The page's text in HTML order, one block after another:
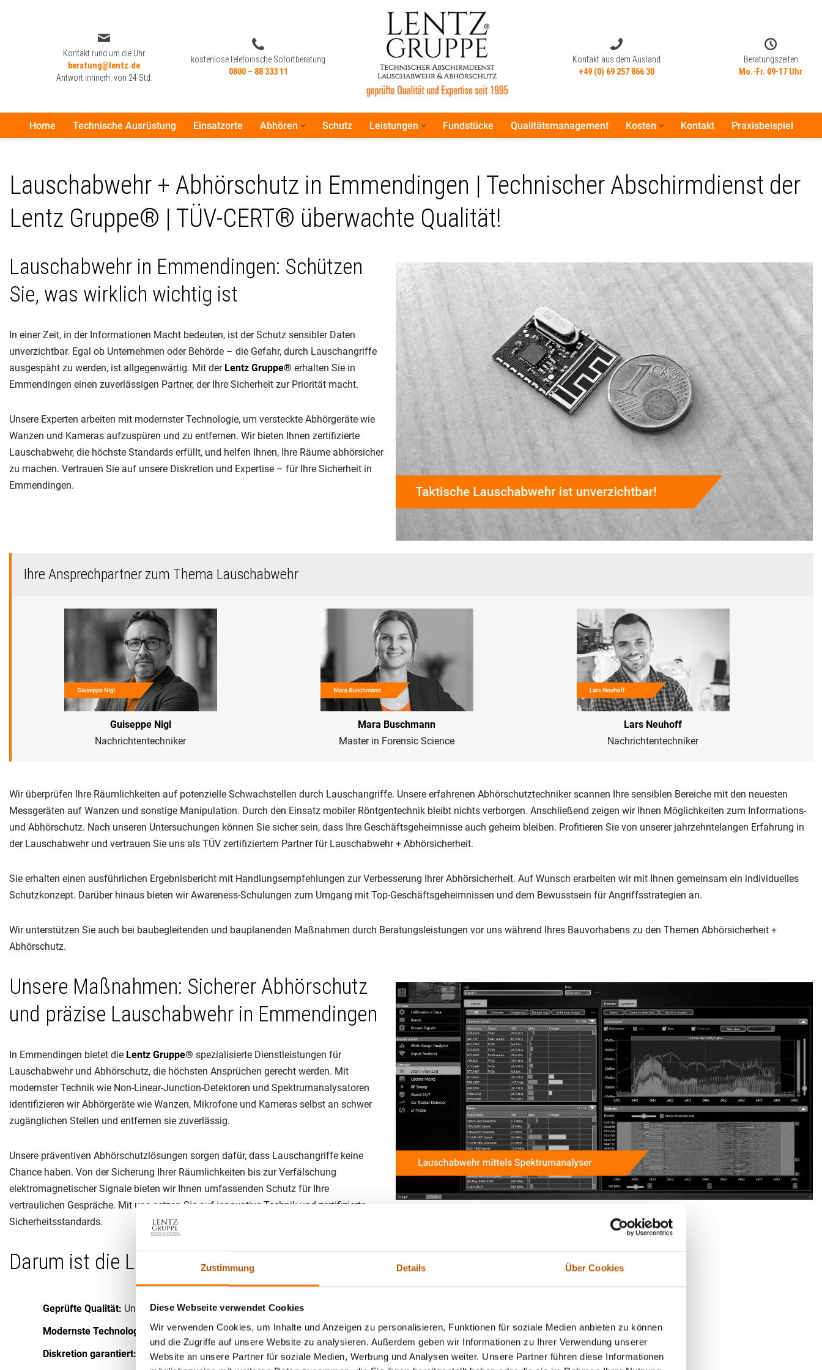
Zustimmung Details Über Cookies
Diese Webseite verwendet Cookies
Wir verwenden Cookies, um Inhalte und Anzeigen zu personalisieren, Funktionen für soziale Medien anbieten zu können
und die Zugriffe auf unsere Website zu analysieren. Außerdem geben wir Informationen zu Ihrer Verwendung unserer
Website an unsere Partner für soziale Medien, Werbung und Analysen weiter. Unsere Partner führen diese Informationen
Kontakt rund um die Uhr
beratung@lentz.de
Antwort innnerh. von 24 Std.
kostenlose telefonische Sofortberatung
0800 – 88 333 11
Beratungszeiten
Mo.-Fr. 09-17 Uhr
Kontakt aus dem Ausland
+49 (0) 69 257 866 30
Kontakt rund um die Uhr
kostenlose telefonische Sofortberatung
Beratungszeiten
Kontakt aus dem Ausland
Home Technische Ausrüstung Einsatzorte Abhören Schutz Leistungen Fundstücke Qualitätsmanagement Kosten Kontakt Praxisbeispiel
Lauschabwehr + Abhörschutz in Emmendingen | Technischer Abschirmdienst der
Lentz Gruppe® | TÜV-CERT® überwachte Qualität!
Lauschabwehr in Emmendingen: Schützen
Sie, was wirklich wichtig ist
In einer Zeit, in der Informationen Macht bedeuten, ist der Schutz sensibler Daten
unverzichtbar. Egal ob Unternehmen oder Behörde – die Gefahr, durch Lauschangriffe
ausgespäht zu werden, ist allgegenwärtig. Mit der Lentz Gruppe® erhalten Sie in
Emmendingen einen zuverlässigen Partner, der Ihre Sicherheit zur Priorität macht.
Unsere Experten arbeiten mit modernster Technologie, um versteckte Abhörgeräte wie
Wanzen und Kameras aufzuspüren und zu entfernen. Wir bieten Ihnen zertifizierte
Lauschabwehr, die höchste Standards erfüllt, und helfen Ihnen, Ihre Räume abhörsicher
zu machen. Vertrauen Sie auf unsere Diskretion und Expertise – für Ihre Sicherheit in
Emmendingen.
Ihre Ansprechpartner zum Thema Lauschabwehr
Guiseppe Nigl
Nachrichtentechniker
Mara Buschmann
Master in Forensic Science
Lars Neuhoff
Nachrichtentechniker
Wir überprüfen Ihre Räumlichkeiten auf potenzielle Schwachstellen durch Lauschangriffe. Unsere erfahrenen Abhörschutztechniker scannen Ihre sensiblen Bereiche mit den neuesten
Messgeräten auf Wanzen und sonstige Manipulation. Durch den Einsatz mobiler Röntgentechnik bleibt nichts verborgen. Anschließend zeigen wir Ihnen Möglichkeiten zum Informations-
und Abhörschutz. Nach unseren Untersuchungen können Sie sicher sein, dass Ihre Geschäftsgeheimnisse auch geheim bleiben. Profitieren Sie von unserer jahrzehntelangen Erfahrung in
der Lauschabwehr und vertrauen Sie uns als TÜV zertifiziertem Partner für Lauschabwehr + Abhörsicherheit.
Sie erhalten einen ausführlichen Ergebnisbericht mit Handlungsempfehlungen zur Verbesserung Ihrer Abhörsicherheit. Auf Wunsch erarbeiten wir mit Ihnen gemeinsam ein individuelles
Schutzkonzept. Darüber hinaus bieten wir Awareness-Schulungen zum Umgang mit Top-Geschäftsgeheimnissen und dem Bewusstsein für Angriffsstrategien an.
Wir unterstützen Sie auch bei baubegleitenden und bauplanenden Maßnahmen durch Beratungsleistungen vor uns während Ihres Bauvorhabens zu den Themen Abhörsicherheit +
Abhörschutz.
Unsere Maßnahmen: Sicherer Abhörschutz
und präzise Lauschabwehr in Emmendingen
In Emmendingen bietet die Lentz Gruppe® spezialisierte Dienstleistungen für
Lauschabwehr und Abhörschutz, die höchsten Ansprüchen gerecht werden. Mit
modernster Technik wie Non-Linear-Junction-Detektoren und Spektrumanalysatoren
identifizieren wir Abhörgeräte wie Wanzen, Mikrofone und Kameras selbst an schwer
zugänglichen Stellen und entfernen sie zuverlässig.
Unsere präventiven Abhörschutzlösungen sorgen dafür, dass Lauschangriffe keine
Chance haben. Von der Sicherung Ihrer Räumlichkeiten bis zur Verfälschung
elektromagnetischer Signale bieten wir Ihnen umfassenden Schutz für Ihre
vertraulichen Gespräche. Mit uns setzen Sie auf innovative Technik und zertifizierte
Sicherheitsstandards.
Darum ist die Lentz Gruppe® in Emmendingen Ihr vertrauensvoller Partner
Geprüfte Qualität: Unsere Dienstleistungen sind DIN EN ISO 9001:2015 zertifiziert und durch jährliche TÜV-Prüfungen bestätigt.
Modernste Technologien:Unsere Experten nutzen fortschrittlichste Ausrüstung, um präzise und effektive Ergebnisse zu gewährleisten.
Diskretion garantiert: Mit internen Fachkräften und ohne den Einsatz von Subunternehmern sichern wir absolute Vertraulichkeit.